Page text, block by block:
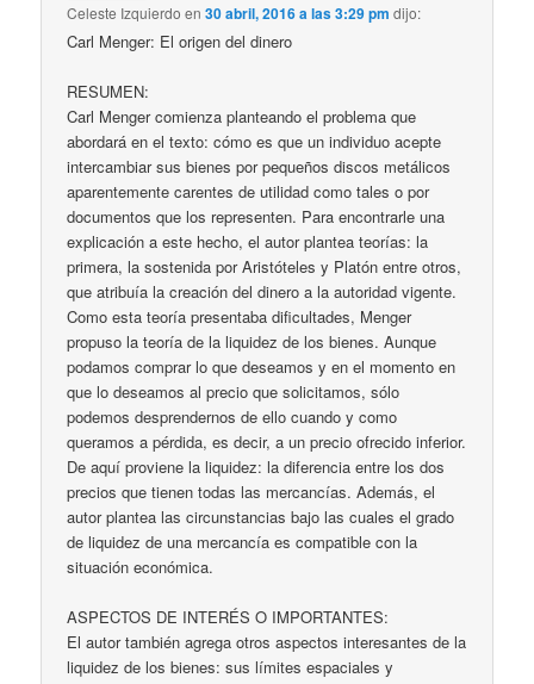
Celeste Izquierdo en30 abril, 2016 a las 3:29 pm dijo:
Carl Menger: El origen del dinero
RESUMEN:
Carl Menger comienza planteando el problema que
abordará en el texto: cómo es que un individuo acepte
intercambiar sus bienes por pequeños discos metálicos
aparentemente carentes de utilidad como tales o por
documentos que los representen. Para encontrarle una
explicación a este hecho, el autor plantea teorías: la
primera, la sostenida por Aristóteles y Platón entre otros,
que atribuía la creación del dinero a la autoridad vigente.
Como esta teoría presentaba dificultades, Menger
propuso la teoría de la liquidez de los bienes. Aunque
podamos comprar lo que deseamos y en el momento en
que lo deseamos al precio que solicitamos, sólo
podemos desprendernos de ello cuando y como
queramos a pérdida, es decir, a un precio ofrecido inferior.
De aquí proviene la liquidez: la diferencia entre los dos
precios que tienen todas las mercancías. Además, el
autor plantea las circunstancias bajo las cuales el grado
de liquidez de una mercancía es compatible con la
situación económica.
ASPECTOS DE INTERÉS O IMPORTANTES:
El autor también agrega otros aspectos interesantes de la
liquidez de los bienes: sus límites espaciales y